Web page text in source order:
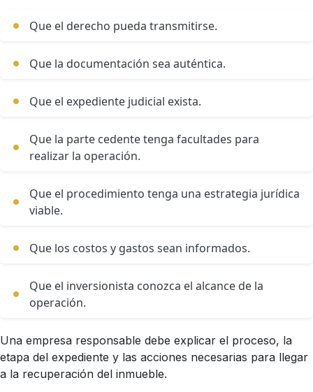
Que el derecho pueda transmitirse.
Que la documentación sea auténtica.
Que el expediente judicial exista.
Que la parte cedente tenga facultades para
realizar la operación.
Que el procedimiento tenga una estrategia jurídica
viable.
Que los costos y gastos sean informados.
Que el inversionista conozca el alcance de la
operación.
Una empresa responsable debe explicar el proceso, la
etapa del expediente y las acciones necesarias para llegar
a la recuperación del inmueble.